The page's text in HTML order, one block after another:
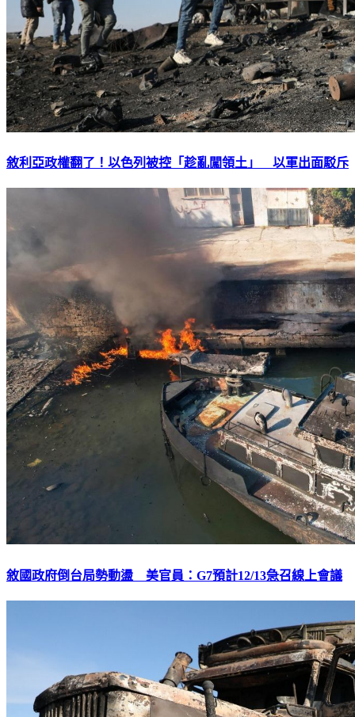
敘利亞政權翻了！以色列被控「趁亂闖領土」 以軍出面駁斥
敘國政府倒台局勢動盪 美官員：G7預計12/13急召線上會議